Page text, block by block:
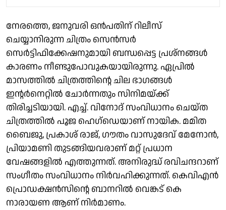
നേരത്തെ, ജനുവരി ഒൻപതിന് റിലീസ്
ചെയ്യാനിരുന്ന ചിത്രം സെൻസർ
സെർട്ടിഫിക്കേഷനുമായി ബന്ധപ്പെട്ട പ്രശ്നങ്ങൾ
കാരണം നീണ്ടുപോവുകയായിരുന്നു. ഏപ്രിൽ
മാസത്തിൽ ചിത്രത്തിന്റെ ചില ഭാഗങ്ങൾ
ഇന്റർനെറ്റിൽ ചോർന്നതും സിനിമയ്ക്ക്
തിരിച്ചടിയായി. എച്ച്. വിനോദ് സംവിധാനം ചെയ്ത
ചിത്രത്തിൽ പൂജ ഹെഗ്‌ഡെയാണ് നായിക. മമിത
ബൈജു, പ്രകാശ് രാജ്, ഗൗതം വാസുദേവ് മേനോൻ,
പ്രിയാമണി തുടങ്ങിയവരാണ് മറ്റ് പ്രധാന
വേഷങ്ങളിൽ എത്തുന്നത്. അനിരുദ്ധ് രവിചന്ദറാണ്
സംഗീതം സംവിധാനം നിർവഹിക്കുന്നത്. കെവിഎൻ
പ്രൊഡക്ഷൻസിന്റെ ബാനറിൽ വെങ്കട് കെ
നാരായണ ആണ് നിർമാണം.